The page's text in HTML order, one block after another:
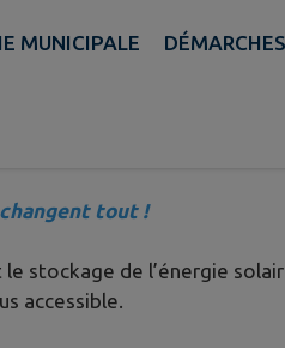
MUNICIPALE
SOL'R
changent tout !
stockage de l’énergie
accessible.